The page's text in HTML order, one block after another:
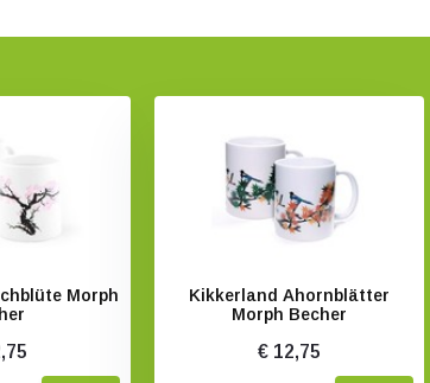
Morph
Kikkerland Ahornblätter
Morph Becher
€ 12,75